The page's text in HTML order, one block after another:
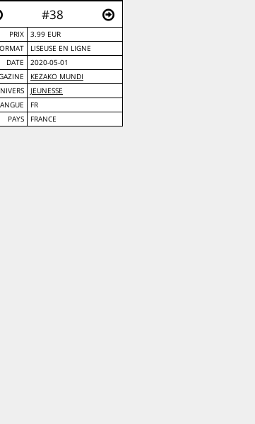
#38
PRIX
3.99 EUR
LISEUSE EN LIGNE
DATE
2020-05-01
KEZAKO MUNDI
JEUNESSE
FR
PAYS
FRANCE